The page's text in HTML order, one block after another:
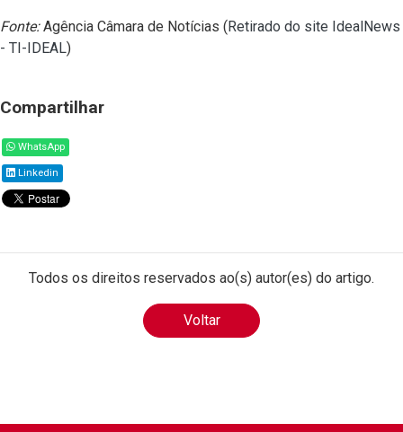
Fonte:Agência Câmara de Notícias (Retirado do site IdealNews
- TI-IDEAL)
Compartilhar
WhatsApp
Linkedin
Todos os direitos reservados ao(s) autor(es) do artigo.
Voltar